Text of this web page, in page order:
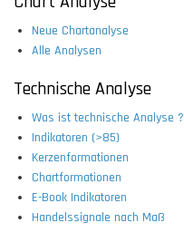
Neue Chartanalyse
Alle Analysen
Technische Analyse
Was ist technische Analyse ?
Indikatoren (>85)
Kerzenformationen
Chartformationen
E-Book Indikatoren
Handelssignale nach Maß